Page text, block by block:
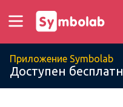
Приложение Symbolab
Доступен